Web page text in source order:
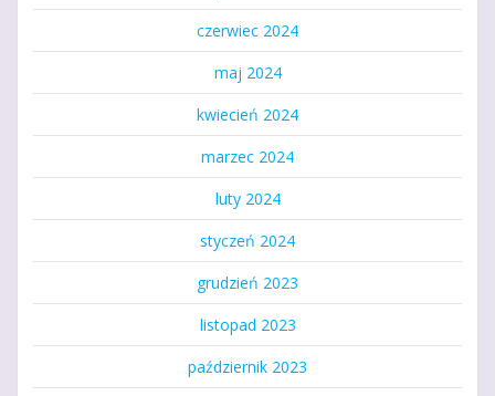
czerwiec 2024
maj 2024
kwiecień 2024
marzec 2024
luty 2024
styczeń 2024
grudzień 2023
listopad 2023
październik 2023